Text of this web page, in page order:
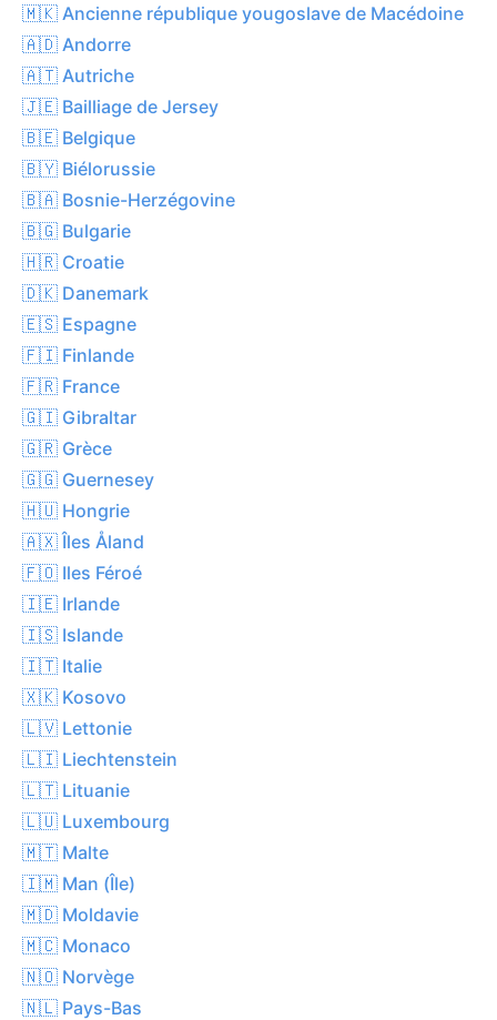
🇲🇰 Ancienne république yougoslave de Macédoine
🇦🇩 Andorre
🇦🇹 Autriche
🇯🇪 Bailliage de Jersey
🇧🇪 Belgique
🇧🇾 Biélorussie
🇧🇦 Bosnie-Herzégovine
🇧🇬 Bulgarie
🇭🇷 Croatie
🇩🇰 Danemark
🇪🇸 Espagne
🇫🇮 Finlande
🇫🇷 France
🇬🇮 Gibraltar
🇬🇷 Grèce
🇬🇬 Guernesey
🇭🇺 Hongrie
🇦🇽 Îles Åland
🇫🇴 Iles Féroé
🇮🇪 Irlande
🇮🇸 Islande
🇮🇹 Italie
🇽🇰 Kosovo
🇱🇻 Lettonie
🇱🇮 Liechtenstein
🇱🇹 Lituanie
🇱🇺 Luxembourg
🇲🇹 Malte
🇮🇲 Man (Île)
🇲🇩 Moldavie
🇲🇨 Monaco
🇳🇴 Norvège
🇳🇱 Pays-Bas